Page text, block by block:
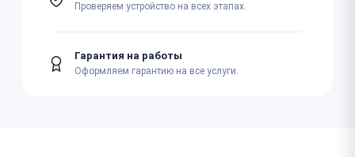
Проверяем устройство на всех этапах.
Гарантия на работы
Оформляем гарантию на все услуги.